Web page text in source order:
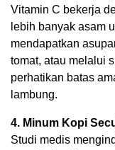
Vitamin C bekerja
lebih banyak asam
mendapatkan
tomat, atau melalui
perhatikan batas
lambung.
4. Minum Kopi
Studi medis